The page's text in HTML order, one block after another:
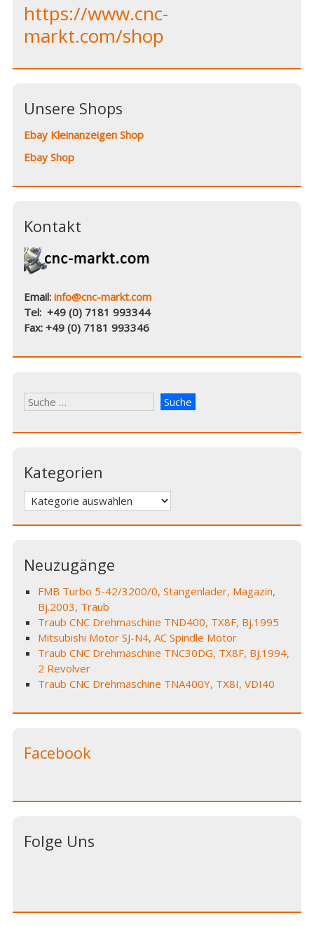
https://www.cnc-
markt.com/shop
Unsere Shops
Ebay Kleinanzeigen Shop
Ebay Shop
Kontakt
Email:info@cnc-markt.com
Tel: +49 (0) 7181 993344
Fax: +49 (0) 7181 993346
Kategorien
Kategorien
Neuzugänge
FMB Turbo 5-42/3200/0, Stangenlader, Magazin,
Bj.2003, Traub
Traub CNC Drehmaschine TND400, TX8F, Bj.1995
Mitsubishi Motor SJ-N4, AC Spindle Motor
Traub CNC Drehmaschine TNC30DG, TX8F, Bj.1994,
2 Revolver
Traub CNC Drehmaschine TNA400Y, TX8I, VDI40
Facebook
Folge Uns